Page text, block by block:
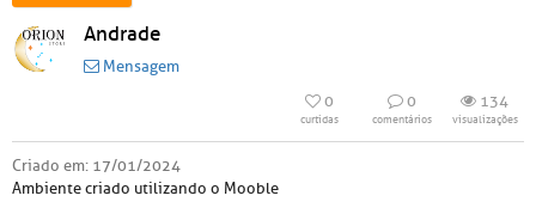
Andrade
Mensagem
0
curtidas
0
comentários
134
visualizações
Criado em: 17/01/2024
Ambiente criado utilizando o Mooble